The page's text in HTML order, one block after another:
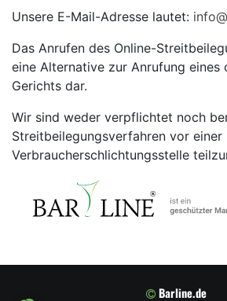
Unsere E-Mail-Adresse lautet:
Das Anrufen des Online-
eine Alternative zur Anrufung eines
Gerichts dar.
Wir sind weder verpflichtet noch
Streitbeilegungsverfahren vor einer
Verbraucherschlichtungsstelle
Barline.de